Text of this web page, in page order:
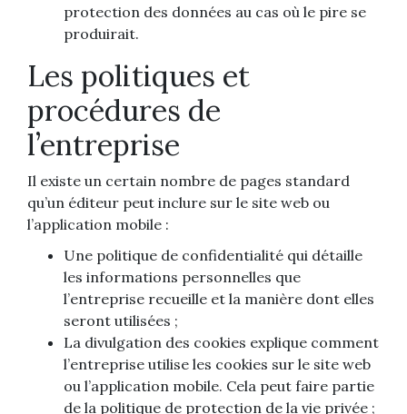
protection des données au cas où le pire se
produirait.
Les politiques et
procédures de
l’entreprise
Il existe un certain nombre de pages standard
qu’un éditeur peut inclure sur le site web ou
l’application mobile :
Une politique de confidentialité qui détaille
les informations personnelles que
l’entreprise recueille et la manière dont elles
seront utilisées ;
La divulgation des cookies explique comment
l’entreprise utilise les cookies sur le site web
ou l’application mobile. Cela peut faire partie
de la politique de protection de la vie privée ;